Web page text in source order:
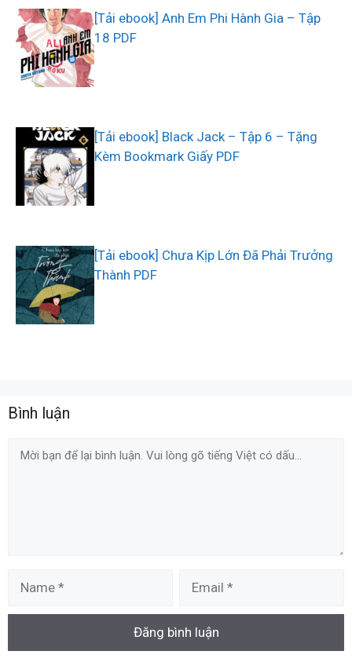
[Tải ebook] Anh Em Phi Hành Gia – Tập
18 PDF
[Tải ebook] Black Jack – Tập 6 – Tặng
Kèm Bookmark Giấy PDF
[Tải ebook] Chưa Kịp Lớn Đã Phải Trưởng
Thành PDF
Bình luận
Comment